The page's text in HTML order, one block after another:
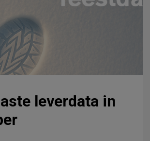
leverdata in